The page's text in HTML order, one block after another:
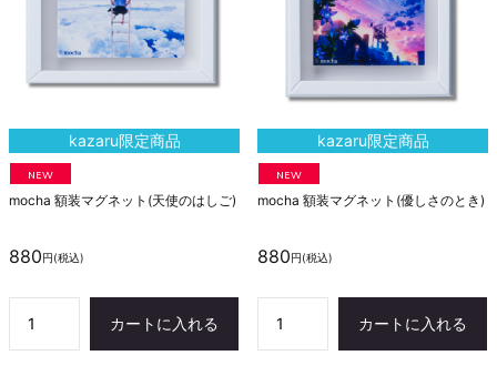
kazaru限定商品
NEW
mocha 額装マグネ ッ ト (天使のは し ご)
880円(税込)
カートに入れる
kazaru限定商品
NEW
mocha 額装マグネ ッ ト (優し さのと き)
880円(税込)
カートに入れる